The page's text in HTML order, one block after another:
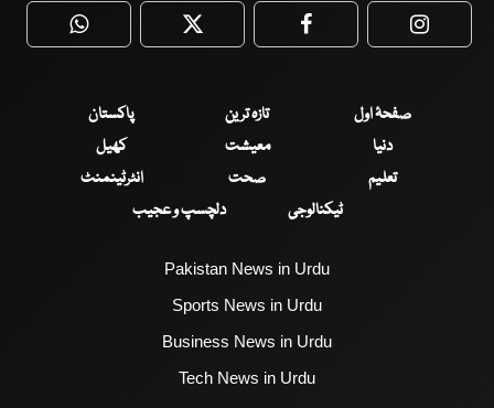
WhatsApp Twitter Facebook
صفحۂ اول تازہ ترین
پاکستان
دنیا
معیشت
کھیل
تعلیم
صحت
انٹرٹینمنٹ
ٹیکنالوجی
دلچسپ و عجیب
Pakistan News in Urdu
Sports News in Urdu
Business News in Urdu
Tech News in Urdu